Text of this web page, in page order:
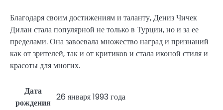
Благодаря своим достижениям и таланту, Дениз Чичек
Дилан стала популярной не только в Турции, но и за ее
пределами. Она завоевала множество наград и признаний
как от зрителей, так и от критиков и стала иконой стиля и
красоты для многих.
Дата
рождения
26 января 1993 года